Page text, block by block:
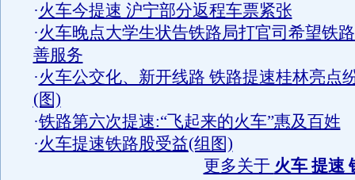
·火车今提速 沪宁部分返程车票紧张
·火车晚点大学生状告铁路局打官司希望铁
善服务
·火车公交化、新开线路 铁路提速桂林亮点
(图)
·铁路第六次提速:“飞起来的火车”惠及百姓
·火车提速铁路股受益(组图)
更多关于 火车 提速